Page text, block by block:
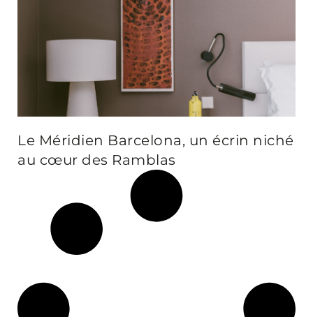
Le Méridien Barcelona, un écrin niché
au cœur des Ramblas